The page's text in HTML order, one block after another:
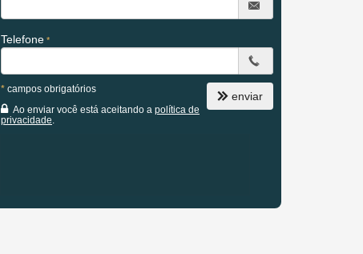
Telefone
* campos obrigatórios
Ao enviar você está aceitando a política de
privacidade.
enviar